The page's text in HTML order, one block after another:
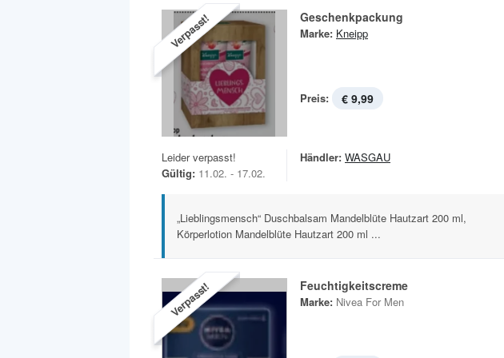
Verpasst! Geschenkpackung
Marke: Kneipp
Preis: € 9,99
Leider verpasst!
Gültig: 11.02. - 17.02.
Händler: WASGAU
„Lieblingsmensch“ Duschbalsam Mandelblüte Hautzart 200 ml,
Körperlotion Mandelblüte Hautzart 200 ml ...
Verpasst! Feuchtigkeitscreme
Marke: Nivea For Men